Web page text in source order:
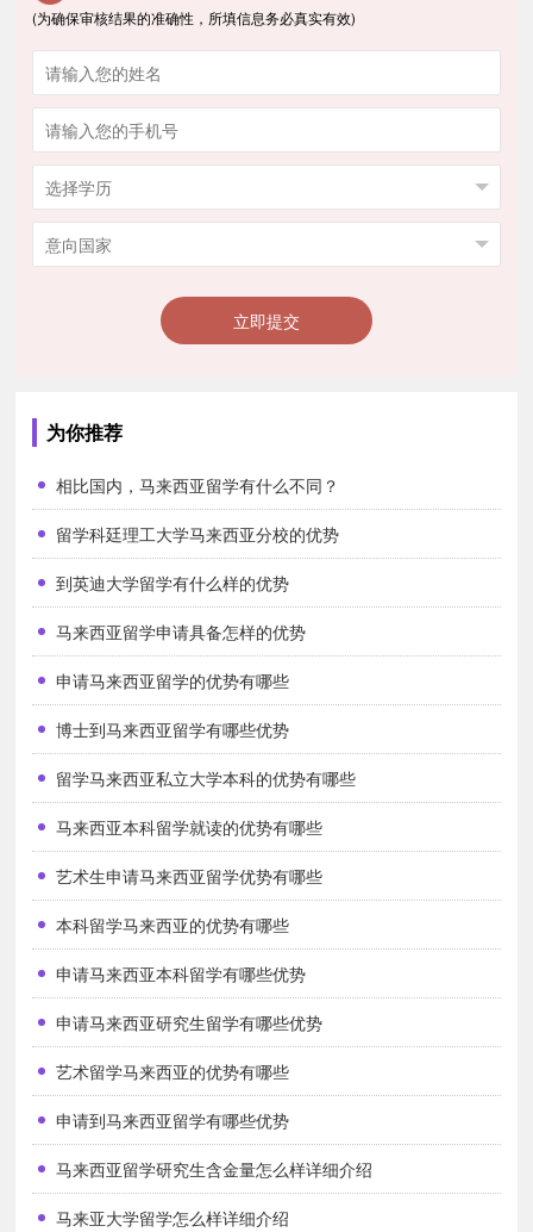
(为确保审核结果的准确性，所填信息务必真实有效)
立即提交
为你推荐
相比国内，马来西亚留学有什么不同？
留学科廷理工大学马来西亚分校的优势
到英迪大学留学有什么样的优势
马来西亚留学申请具备怎样的优势
申请马来西亚留学的优势有哪些
博士到马来西亚留学有哪些优势
留学马来西亚私立大学本科的优势有哪些
马来西亚本科留学就读的优势有哪些
艺术生申请马来西亚留学优势有哪些
本科留学马来西亚的优势有哪些
申请马来西亚本科留学有哪些优势
申请马来西亚研究生留学有哪些优势
艺术留学马来西亚的优势有哪些
申请到马来西亚留学有哪些优势
马来西亚留学研究生含金量怎么样详细介绍
马来亚大学留学怎么样详细介绍